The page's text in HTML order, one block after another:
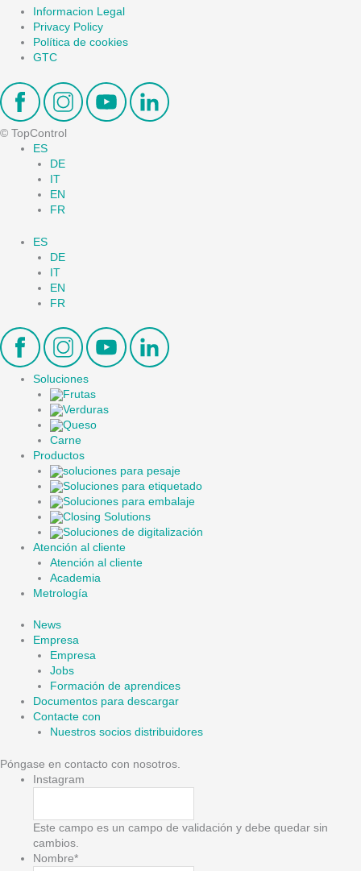
Informacion Legal
Privacy Policy
Política de cookies
GTC
© TopControl
ES
DE
IT
EN
FR
ES
DE
IT
EN
FR
Soluciones
Frutas
Verduras
Queso
Carne
Productos
soluciones para pesaje
Soluciones para etiquetado
Soluciones para embalaje
Closing Solutions
Soluciones de digitalización
Atención al cliente
Atención al cliente
Academia
Metrología
News
Empresa
Empresa
Jobs
Formación de aprendices
Documentos para descargar
Contacte con
Nuestros socios distribuidores
Póngase en contacto con nosotros.
Instagram
Este campo es un campo de validación y debe quedar sin
cambios.
Nombre*